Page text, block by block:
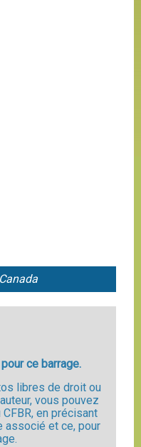
ce barrage.
libres de droit ou
vous pouvez
en précisant
associé et ce, pour